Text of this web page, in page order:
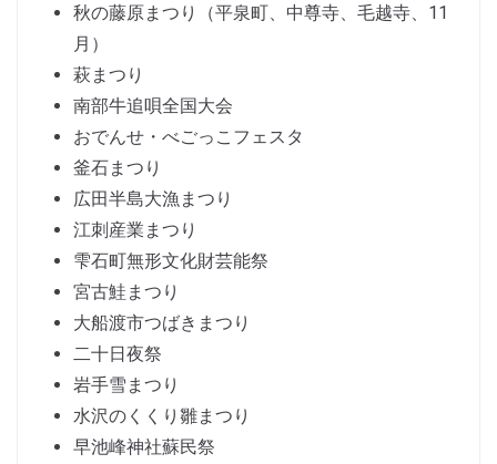
秋の藤原まつり（平泉町、中尊寺、毛越寺、11
月）
萩まつり
南部牛追唄全国大会
おでんせ・べごっこフェスタ
釜石まつり
広田半島大漁まつり
江刺産業まつり
雫石町無形文化財芸能祭
宮古鮭まつり
大船渡市つばきまつり
二十日夜祭
岩手雪まつり
水沢のくくり雛まつり
早池峰神社蘇民祭